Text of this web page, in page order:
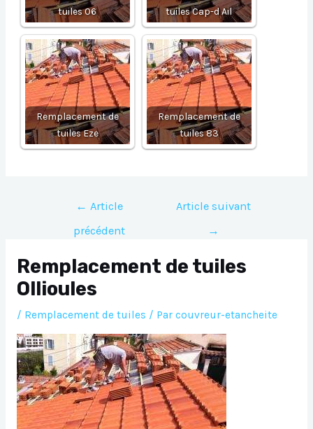
tuiles 06
tuiles Cap-d Ail
Remplacement de
tuiles Eze
Remplacement de
tuiles 83
Navigation
l’article
← Article
précédent
Article suivant
→
Remplacement de tuiles
Ollioules
/ Remplacement de tuiles / Par couvreur-etancheite